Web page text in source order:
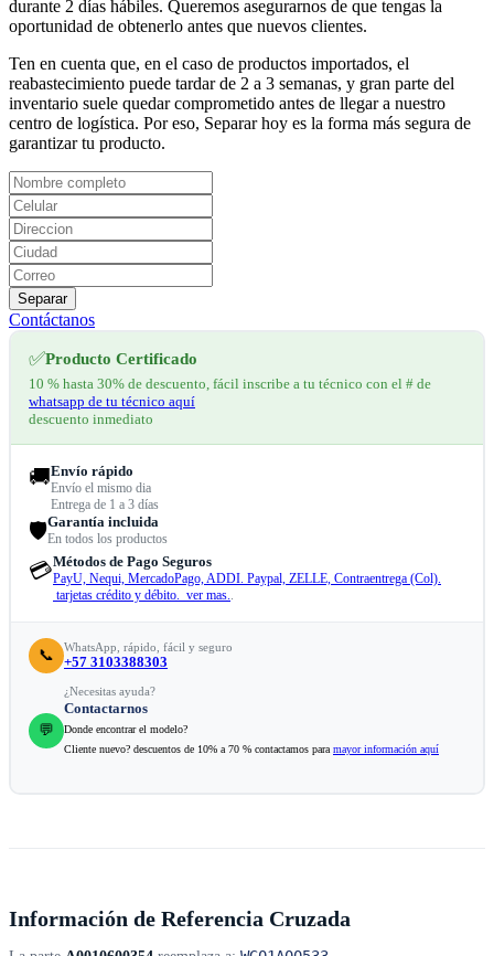
durante 2 días hábiles. Queremos asegurarnos de que tengas la
oportunidad de obtenerlo antes que nuevos clientes.
Ten en cuenta que, en el caso de productos importados, el
reabastecimiento puede tardar de 2 a 3 semanas, y gran parte del
inventario suele quedar comprometido antes de llegar a nuestro
centro de logística. Por eso, Separar hoy es la forma más segura de
garantizar tu producto.
Separar
Contáctanos
✅Producto Certificado
10 % hasta 30% de descuento, fácil inscribe a tu técnico con el # de
whatsapp de tu técnico aquí
descuento inmediato
🚚Envío rápido
Envío el mismo dia
Entrega de 1 a 3 días
🛡️Garantía incluida
En todos los productos
💳Métodos de Pago Seguros
PayU, Nequi, MercadoPago, ADDI. Paypal, ZELLE, Contraentrega (Col).
tarjetas crédito y débito. ver mas..
📞 WhatsApp, rápido, fácil y seguro
+57 3103388303
💬
¿Necesitas ayuda?
Contactarnos
Donde encontrar el modelo?
Cliente nuevo? descuentos de 10% a 70 % contactamos para mayor información aquí
Información de Referencia Cruzada